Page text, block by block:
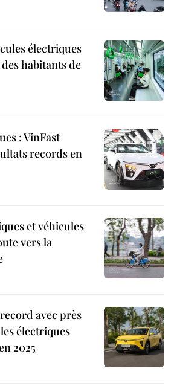
électriques
habitants de
: VinFast
records en
et véhicules
vers la
avec près
électriques
2025